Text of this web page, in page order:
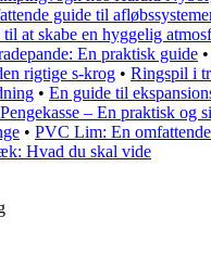
guide til
at skabe en hyggelig
En praktisk guide •
rigtige s-krog • Ringspil i
• En guide til
Pengekasse – En praktisk og
• PVC Lim: En
Hvad du skal vide